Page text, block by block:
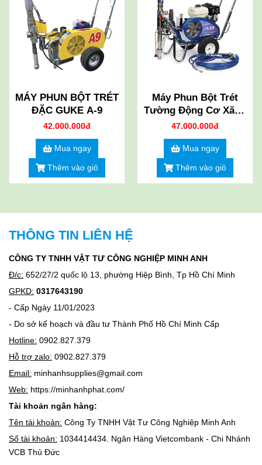
MÁY PHUN BỘT TRÉT
ĐẶC GUKE A-9
42.000.000đ
Mua ngay
Thêm vào giỏ
Máy Phun Bột Trét
Tường Động Cơ Xăng
GUKE -A8
47.000.000đ
Mua ngay
Thêm vào giỏ
THÔNG TIN LIÊN HỆ
CÔNG TY TNHH VẬT TƯ CÔNG NGHIỆP MINH ANH
Đ/c: 652/27/2 quốc lộ 13, phường Hiệp Bình, Tp Hồ Chí Minh
GPKD: 0317643190
- Cấp Ngày 11/01/2023
- Do sở kế hoạch và đầu tư Thành Phố Hồ Chí Minh Cấp
Hotline: 0902.827.379
Hỗ trợ zalo: 0902.827.379
Email: minhanhsupplies@gmail.com
Web: https://minhanhphat.com/
Tài khoản ngân hàng:
Tên tài khoản: Công Ty TNHH Vật Tư Công Nghiệp Minh Anh
Số tài khoản: 1034414434. Ngân Hàng Vietcombank - Chi Nhánh
VCB Thủ Đức